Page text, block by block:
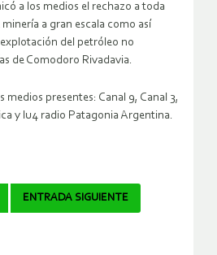
a los medios el rechazo a toda
a gran escala como así
del petróleo no
de Comodoro Rivadavia.
presentes: Canal 9, Canal 3,
y lu4 radio Patagonia Argentina.
ENTRADA SIGUIENTE